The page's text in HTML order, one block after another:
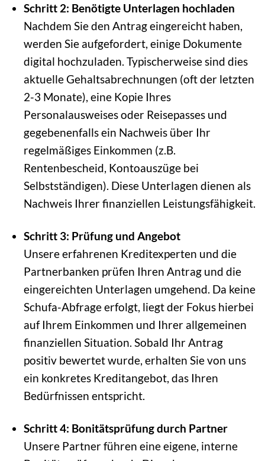
Schritt 2: Benötigte Unterlagen hochladen
Nachdem Sie den Antrag eingereicht haben,
werden Sie aufgefordert, einige Dokumente
digital hochzuladen. Typischerweise sind dies
aktuelle Gehaltsabrechnungen (oft der letzten
2-3 Monate), eine Kopie Ihres
Personalausweises oder Reisepasses und
gegebenenfalls ein Nachweis über Ihr
regelmäßiges Einkommen (z.B.
Rentenbescheid, Kontoauszüge bei
Selbstständigen). Diese Unterlagen dienen als
Nachweis Ihrer finanziellen Leistungsfähigkeit.
Schritt 3: Prüfung und Angebot
Unsere erfahrenen Kreditexperten und die
Partnerbanken prüfen Ihren Antrag und die
eingereichten Unterlagen umgehend. Da keine
Schufa-Abfrage erfolgt, liegt der Fokus hierbei
auf Ihrem Einkommen und Ihrer allgemeinen
finanziellen Situation. Sobald Ihr Antrag
positiv bewertet wurde, erhalten Sie von uns
ein konkretes Kreditangebot, das Ihren
Bedürfnissen entspricht.
Schritt 4: Bonitätsprüfung durch Partner
Unsere Partner führen eine eigene, interne